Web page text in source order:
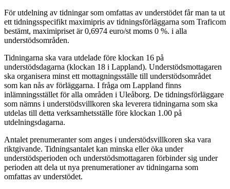
För utdelning av tidningar som omfattas av understödet får man ta ut
ett tidningsspecifikt maximipris av tidningsförläggarna som Traficom
bestämt, maximipriset är 0,6974 euro/st moms 0 %. i alla
understödsområden.
Tidningarna ska vara utdelade före klockan 16 på
understödsdagarna (klockan 18 i Lappland). Understödsmottagaren
ska organisera minst ett mottagningsställe till understödsområdet
som kan nås av förläggarna. I fråga om Lappland finns
inlämningsstället för alla områden i Uleåborg. De tidningsförläggare
som nämns i understödsvillkoren ska leverera tidningarna som ska
utdelas till detta verksamhetsställe före klockan 1.00 på
utdelningsdagarna.
Antalet prenumeranter som anges i understödsvillkoren ska vara
riktgivande. Tidningsantalet kan minska eller öka under
understödsperioden och understödsmottagaren förbinder sig under
perioden att dela ut nya prenumerationer av tidningarna som
omfattas av understödet.